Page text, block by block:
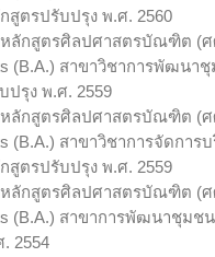
สูตรปรับปรุง พ.ศ. 2560
หลักสูตรศิลปศาสตรบัณฑิต (ศ
(B.A.) สาขาวิชาการพัฒนา
ปรุง พ.ศ. 2559
หลักสูตรศิลปศาสตรบัณฑิต (ศ
(B.A.) สาขาวิชาการจัดการ
สูตรปรับปรุง พ.ศ. 2559
หลักสูตรศิลปศาสตรบัณฑิต (ศ
(B.A.) สาขาการพัฒนาชุมช
2554